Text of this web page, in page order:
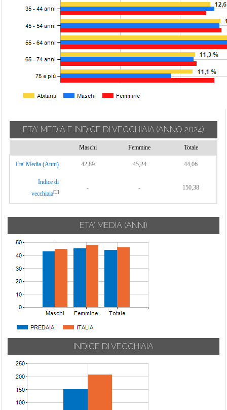
ETA' MEDIA E INDICE DI VECCHIAIA (ANNO 2024)
Maschi Femmine Totale
Eta' Media (Anni) 42,89 45,24 44,06
Indice di
vecchiaia[1]
- - 150,38
ETA' MEDIA (ANNI)
INDICE DI VECCHIAIA